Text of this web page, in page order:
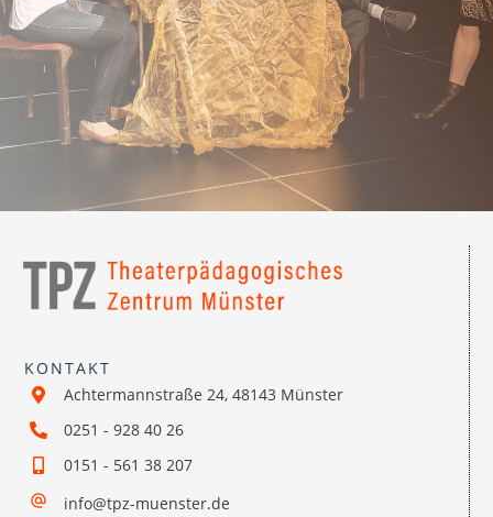
KONTAKT
Achtermannstraße 24, 48143 Münster
0251 - 928 40 26
0151 - 561 38 207
info@tpz-muenster.de